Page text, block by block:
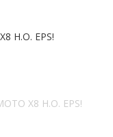
H.O. EPS!